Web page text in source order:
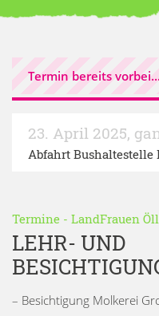
Termin bereits vorbei...
23. April 2025,
Abfahrt Bushaltestelle
Termine - LandFrauen
LEHR- UND
– Besichtigung Molkerei